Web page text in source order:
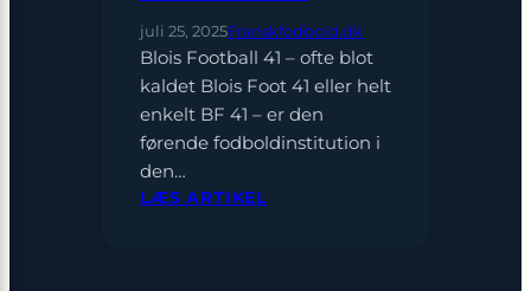
juli 25, 2025Franskfodbold.dk
Blois Football 41 – ofte blot
kaldet Blois Foot 41 eller helt
enkelt BF 41 – er den
førende fodboldinstitution i
den…
LÆS ARTIKEL